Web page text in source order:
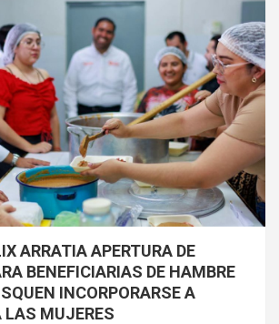
ARRATIA APERTURA DE
BENEFICIARIAS DE HAMBRE
INCORPORARSE A
LAS MUJERES